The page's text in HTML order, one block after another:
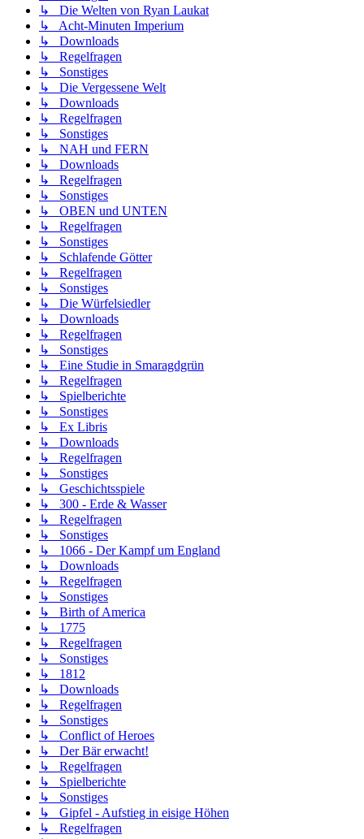
↳ Die Welten von Ryan Laukat
↳ Acht-Minuten Imperium
↳ Downloads
↳ Regelfragen
↳ Sonstiges
↳ Die Vergessene Welt
↳ Downloads
↳ Regelfragen
↳ Sonstiges
↳ NAH und FERN
↳ Downloads
↳ Regelfragen
↳ Sonstiges
↳ OBEN und UNTEN
↳ Regelfragen
↳ Sonstiges
↳ Schlafende Götter
↳ Regelfragen
↳ Sonstiges
↳ Die Würfelsiedler
↳ Downloads
↳ Regelfragen
↳ Sonstiges
↳ Eine Studie in Smaragdgrün
↳ Regelfragen
↳ Spielberichte
↳ Sonstiges
↳ Ex Libris
↳ Downloads
↳ Regelfragen
↳ Sonstiges
↳ Geschichtsspiele
↳ 300 - Erde & Wasser
↳ Regelfragen
↳ Sonstiges
↳ 1066 - Der Kampf um England
↳ Downloads
↳ Regelfragen
↳ Sonstiges
↳ Birth of America
↳ 1775
↳ Regelfragen
↳ Sonstiges
↳ 1812
↳ Downloads
↳ Regelfragen
↳ Sonstiges
↳ Conflict of Heroes
↳ Der Bär erwacht!
↳ Regelfragen
↳ Spielberichte
↳ Sonstiges
↳ Gipfel - Aufstieg in eisige Höhen
↳ Regelfragen